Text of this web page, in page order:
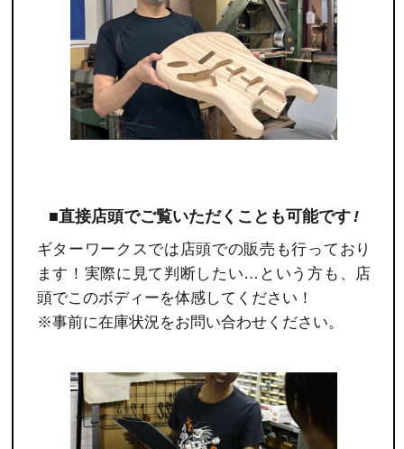
■直接店頭でご覧いただくことも可能です !
ギターワークスでは店頭での販売も行っており
ます！実際に見て判断したい…という方も、店
頭でこのボディーを体感してください！
※事前に在庫状況をお問い合わせください。